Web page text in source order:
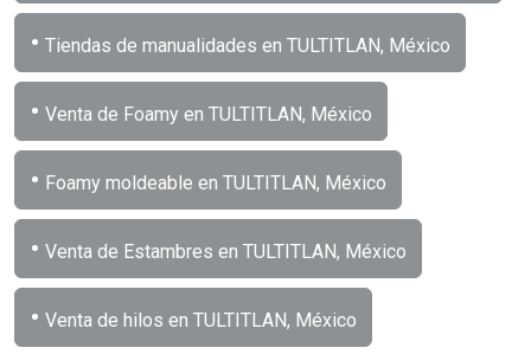
• Tiendas de manualidades en TULTITLAN, México
• Venta de Foamy en TULTITLAN, México
• Foamy moldeable en TULTITLAN, México
• Venta de Estambres en TULTITLAN, México
• Venta de hilos en TULTITLAN, México